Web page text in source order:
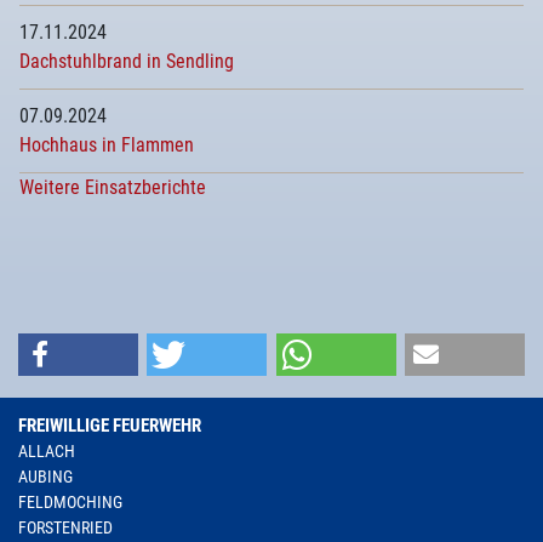
17.11.2024
Dachstuhlbrand in Sendling
07.09.2024
Hochhaus in Flammen
Weitere Einsatzberichte
FREIWILLIGE FEUERWEHR
ALLACH
AUBING
FELDMOCHING
FORSTENRIED